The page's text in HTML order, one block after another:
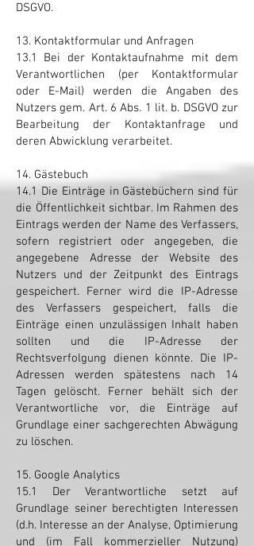
DSGVO.
13. Kontaktformular und Anfragen
13.1 Bei der Kontaktaufnahme mit dem
Verantwortlichen (per Kontaktformular
oder E-Mail) werden die Angaben des
Nutzers gem. Art. 6 Abs. 1 lit. b. DSGVO zur
Bearbeitung der Kontaktanfrage und
deren Abwicklung verarbeitet.
14. Gästebuch
14.1 Die Einträge in Gästebüchern sind für
die Öffentlichkeit sichtbar. Im Rahmen des
Eintrags werden der Name des Verfassers,
sofern registriert oder angegeben, die
angegebene Adresse der Website des
Nutzers und der Zeitpunkt des Eintrags
gespeichert. Ferner wird die IP-Adresse
des Verfassers gespeichert, falls die
Einträge einen unzulässigen Inhalt haben
sollten und die IP-Adresse der
Rechtsverfolgung dienen könnte. Die IP-
Adressen werden spätestens nach 14
Tagen gelöscht. Ferner behält sich der
Verantwortliche vor, die Einträge auf
Grundlage einer sachgerechten Abwägung
zu löschen.
15. Google Analytics
15.1 Der Verantwortliche setzt auf
Grundlage seiner berechtigten Interessen
(d.h. Interesse an der Analyse, Optimierung
und (im Fall kommerzieller Nutzung)